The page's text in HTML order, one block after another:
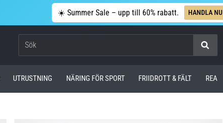
☀️ Summer Sale – upp till 60% rabatt. HANDLA NU
UTRUSTNING NÄRING FÖR SPORT FRIIDROTT & FÄLT REA